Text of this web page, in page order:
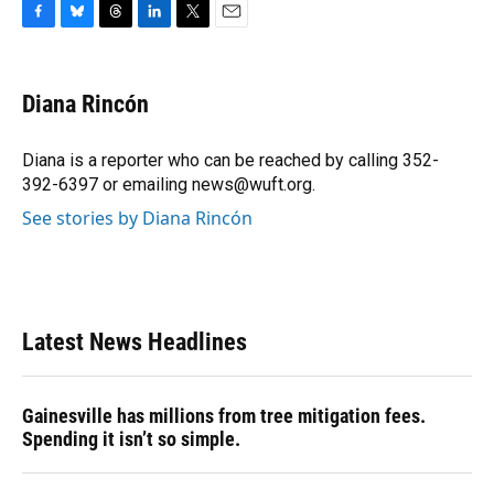
e
b
o
k
e
s
y
e
a
s
k
e
I
n
r
Diana Rincón
Diana is a reporter who can be reached by calling 352-
392-6397 or emailing news@wuft.org.
See stories by Diana Rincón
Latest News Headlines
Gainesville has millions from tree mitigation fees.
Spending it isn’t so simple.